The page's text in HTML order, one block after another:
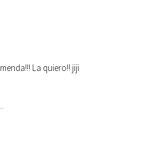
La quiero!! jiji